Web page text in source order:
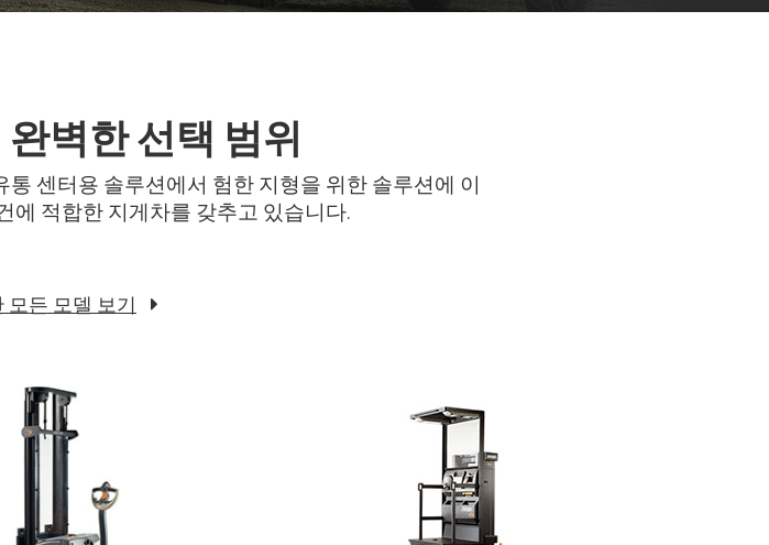
벽한 선택 범위
센터용 솔루션에서 험한 지형을 위한 솔루션에 이
에 적합한 지게차를 갖추고 있습니다.
모든 모델 보기